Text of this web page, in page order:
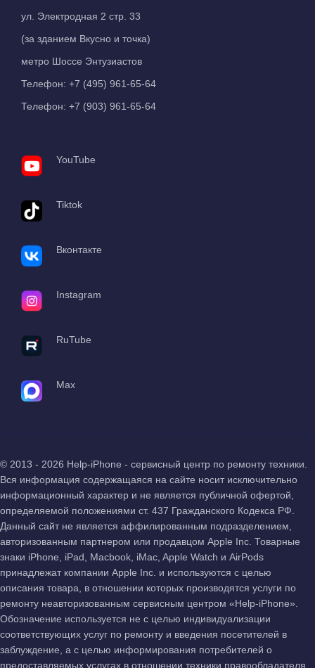
ул. Электродная 2 стр. 33
(за зданием Вкусно и точка)
метро Шоссе Энтузиастов
Телефон: +7 (495) 961-65-64
Телефон: +7 (903) 961-65-64
YouTube
Tiktok
Вконтакте
Instagram
RuTube
Max
© 2013 - 2026 Help-iPhone - сервисный центр по ремонту техники.
Вся информация содержащаяся на сайте носит исключительно
информационный характер и не является публичной офертой,
определяемой положениями ст. 437 Гражданского Кодекса РФ.
Данный сайт не является аффилированным подразделением,
авторизованным партнером или продавцом Apple Inc. Товарные
знаки iPhone, iPad, Macbook, iMac, Apple Watch и AirPods
принадлежат компании Apple Inc. и используются с целью
описания товара, в отношении которых производятся услуги по
ремонту неавторизованным сервисным центром «Help-iPhone».
Обозначение используется не с целью индивидуализации
соответствующих услуг по ремонту и введения посетителей в
заблуждение, а с целью информирования потребителей о
предоставляемых услугах в отношении техники правообладателя.